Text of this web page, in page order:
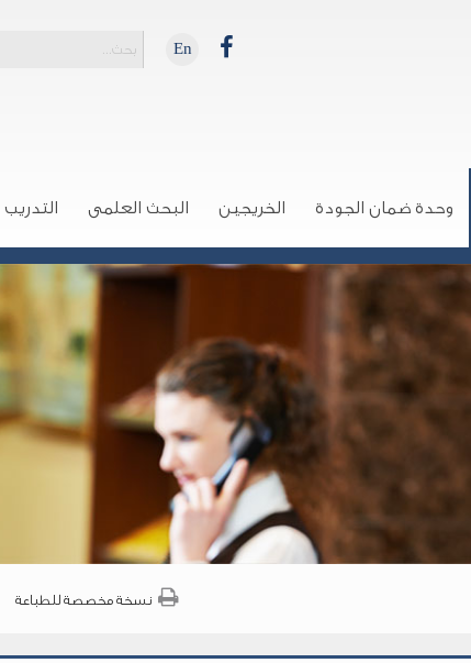
En
وحدة ضمان الجودة الخريجين البحث العلمى
نسخة مخصصة للطباعة